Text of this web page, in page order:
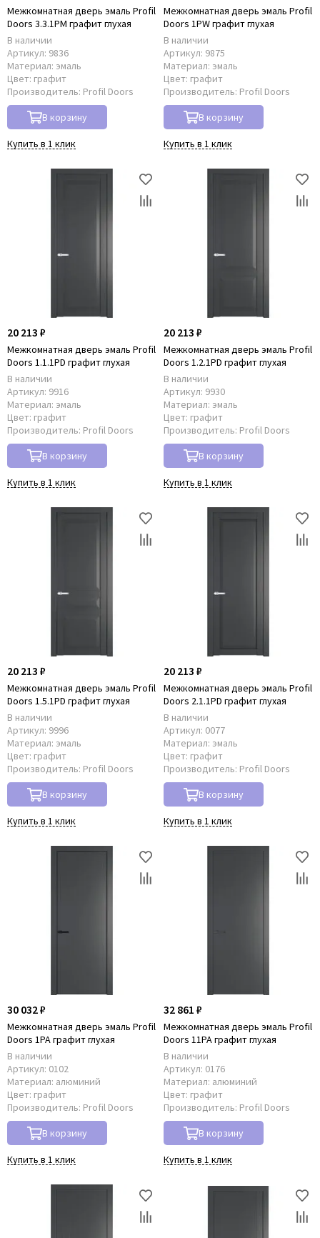
Межкомнатная дверь эмаль Profil
Doors 3.3.1PM графит глухая
В наличии
Артикул: 9836
Материал: эмаль
Цвет: графит
Производитель: Profil Doors
В корзину
Купить в 1 клик
Межкомнатная дверь эмаль Profil
Doors 1PW графит глухая
В наличии
Артикул: 9875
Материал: эмаль
Цвет: графит
Производитель: Profil Doors
В корзину
Купить в 1 клик
20 213 ₽
Межкомнатная дверь эмаль Profil
Doors 1.1.1PD графит глухая
В наличии
Артикул: 9916
Материал: эмаль
Цвет: графит
Производитель: Profil Doors
В корзину
Купить в 1 клик
20 213 ₽
Межкомнатная дверь эмаль Profil
Doors 1.2.1PD графит глухая
В наличии
Артикул: 9930
Материал: эмаль
Цвет: графит
Производитель: Profil Doors
В корзину
Купить в 1 клик
20 213 ₽
Межкомнатная дверь эмаль Profil
Doors 1.5.1PD графит глухая
В наличии
Артикул: 9996
Материал: эмаль
Цвет: графит
Производитель: Profil Doors
В корзину
Купить в 1 клик
20 213 ₽
Межкомнатная дверь эмаль Profil
Doors 2.1.1PD графит глухая
В наличии
Артикул: 0077
Материал: эмаль
Цвет: графит
Производитель: Profil Doors
В корзину
Купить в 1 клик
30 032 ₽
Межкомнатная дверь эмаль Profil
Doors 1PA графит глухая
В наличии
Артикул: 0102
Материал: алюминий
Цвет: графит
Производитель: Profil Doors
В корзину
Купить в 1 клик
32 861 ₽
Межкомнатная дверь эмаль Profil
Doors 11PA графит глухая
В наличии
Артикул: 0176
Материал: алюминий
Цвет: графит
Производитель: Profil Doors
В корзину
Купить в 1 клик